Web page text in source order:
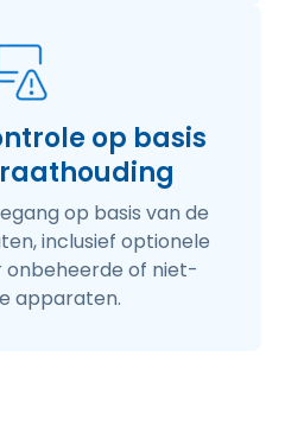
op basis
op basis van de
inclusief optionele
onbeheerde of niet-
apparaten.